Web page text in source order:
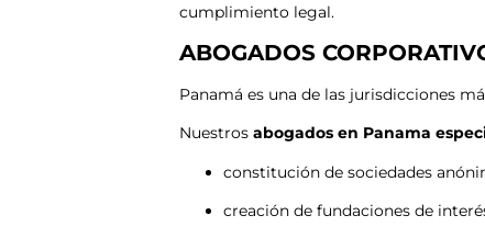
cumplimiento legal.
ABOGADOS
Panamá es una de las jurisdicciones
Nuestros abogados en Panama
constitución de sociedades
creación de fundaciones de